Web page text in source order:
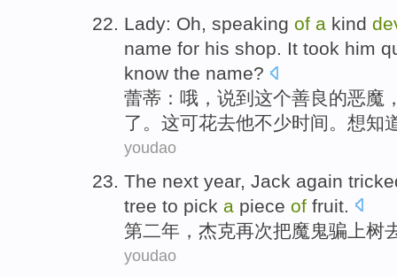
Lady: Oh, speaking of a kind
name for his shop. It took him
know the name?
蕾蒂 ： 哦 ， 说到这个善良的恶魔
了。 这可花去他不少时间。 想知
youdao
The next year, Jack again
tree to pick a piece of fruit
第二年 ， 杰克再次把魔鬼骗 上树
youdao